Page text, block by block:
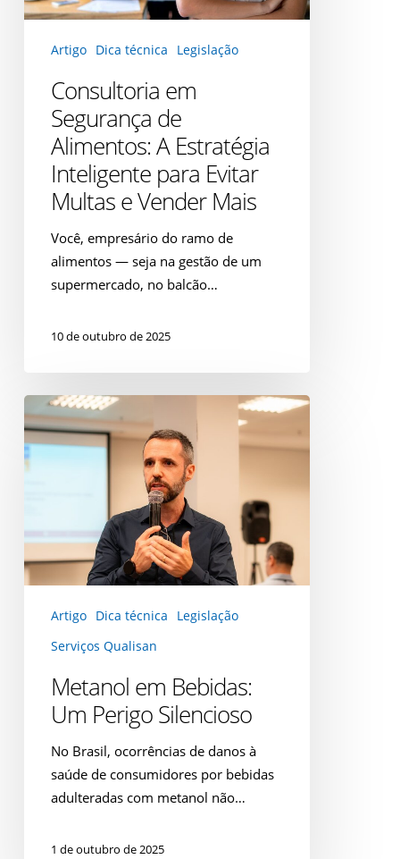
Inteligente
Evitar
Multas
Vender
Mais
Artigo Dica técnica Legislação
Consultoria em
Segurança de
Alimentos: A Estratégia
Inteligente para Evitar
Multas e Vender Mais
Você, empresário do ramo de
alimentos — seja na gestão de um
supermercado, no balcão…
10 de outubro de 2025
Metanol
em
Bebidas:
Um
Artigo Dica técnica
Legislação
Serviços Qualisan
Metanol em Bebidas:
Um Perigo Silencioso
No Brasil, ocorrências de danos à
saúde de consumidores por bebidas
adulteradas com metanol não…
1 de outubro de 2025